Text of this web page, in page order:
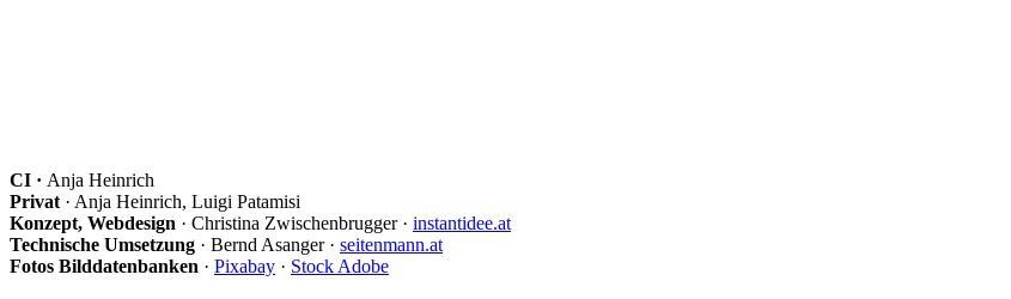
CI · Anja Heinrich
Privat · Anja Heinrich, Luigi Patamisi
Konzept, Webdesign · Christina Zwischenbrugger · instantidee.at
Technische Umsetzung · Bernd Asanger · seitenmann.at
Fotos Bilddatenbanken · Pixabay · Stock Adobe